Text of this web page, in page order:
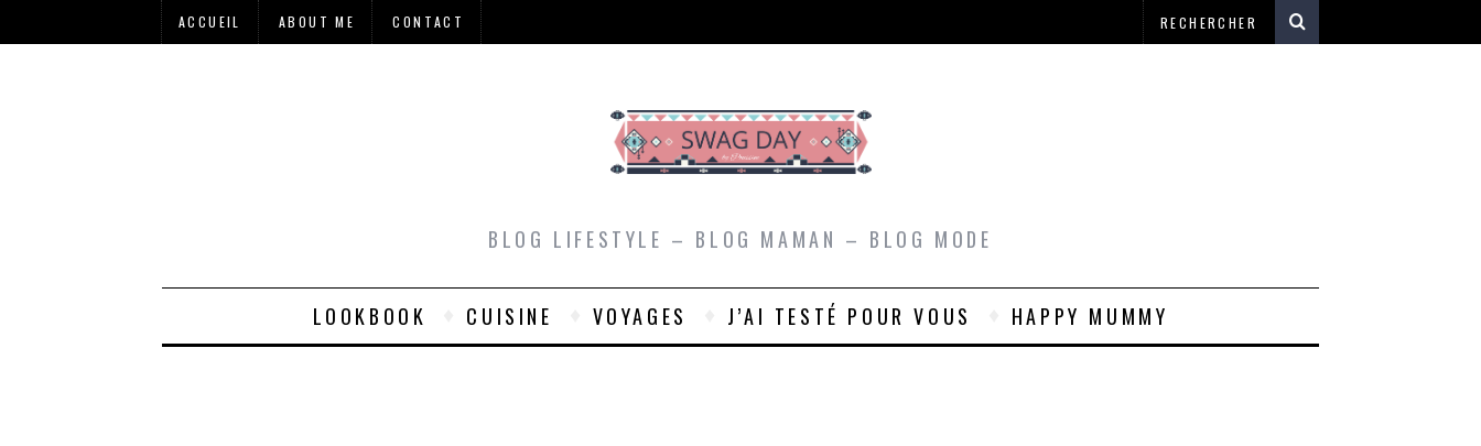
ACCUEIL ABOUT ME CONTACT
BLOG LIFESTYLE – BLOG MAMAN – BLOG MODE
LOOKBOOK CUISINE VOYAGES J’AI TESTÉ POUR VOUS HAPPY MUMMY